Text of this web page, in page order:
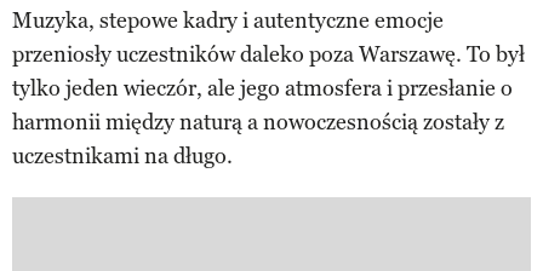
Muzyka, stepowe kadry i autentyczne emocje
przeniosły uczestników daleko poza Warszawę. To był
tylko jeden wieczór, ale jego atmosfera i przesłanie o
harmonii między naturą a nowoczesnością zostały z
uczestnikami na długo.